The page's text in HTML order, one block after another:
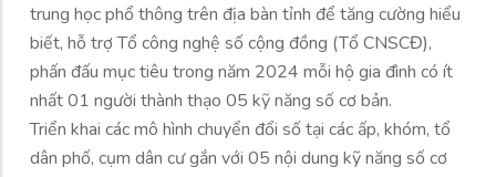
trung học phổ thông trên địa bàn tỉnh để tăng cường hiểu
biết, hỗ trợ Tổ công nghệ số cộng đồng (Tổ CNSCĐ),
phấn đấu mục tiêu trong năm 2024 mỗi hộ gia đình có ít
nhất 01 người thành thạo 05 kỹ năng số cơ bản.
Triển khai các mô hình chuyển đổi số tại các ấp, khóm, tổ
dân phố, cụm dân cư gắn với 05 nội dung kỹ năng số cơ